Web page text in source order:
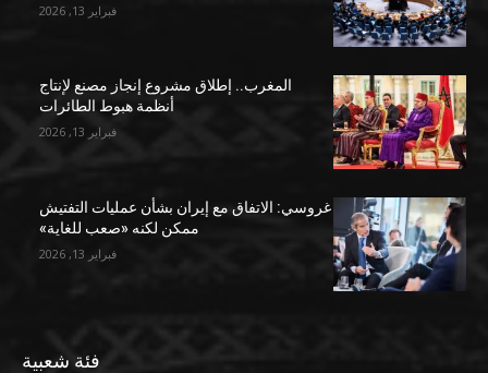
فبراير 13, 2026
المغرب.. إطلاق مشروع إنجاز مصنع لإنتاج
أنظمة هبوط الطائرات
فبراير 13, 2026
غروسي: الاتفاق مع إيران بشأن عمليات التفتيش
ممكن لكنه «صعب للغاية»
فبراير 13, 2026
فئة شعبية